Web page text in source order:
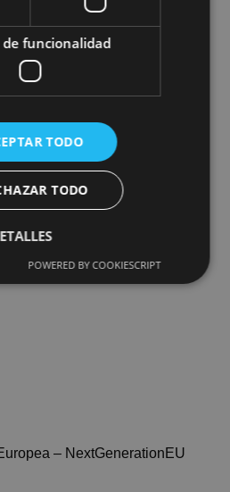
– NextGenerationEU
de funcionalidad
TODO
TODO
POWERED BY COOKIESCRIPT